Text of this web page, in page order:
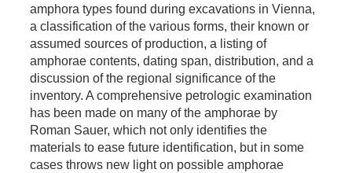
amphora types found during excavations in Vienna,
a classification of the various forms, their known or
assumed sources of production, a listing of
amphorae contents, dating span, distribution, and a
discussion of the regional significance of the
inventory. A comprehensive petrologic examination
has been made on many of the amphorae by
Roman Sauer, which not only identifies the
materials to ease future identification, but in some
cases throws new light on possible amphorae